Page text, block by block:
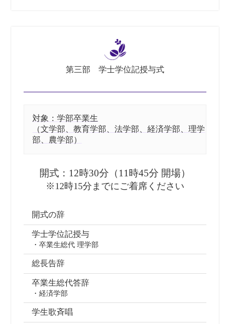
第三部 学士学位記授与式
対象：学部卒業生
（文学部、教育学部、法学部、経済学部、理学
部、農学部）
開式：12時30分（11時45分 開場）
※12時15分までにご着席ください
開式の辞
学士学位記授与
・卒業生総代 理学部
総長告辞
卒業生総代答辞
・経済学部
学生歌斉唱